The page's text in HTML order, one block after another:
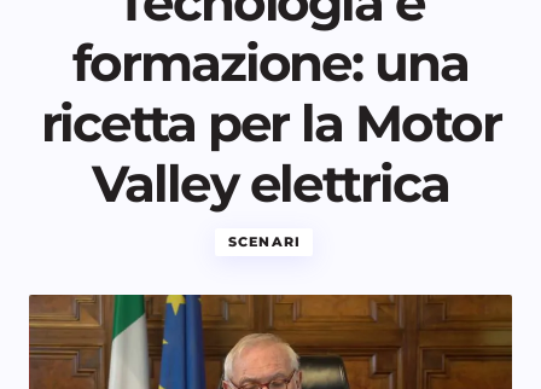
formazione: una
ricetta per la Motor
Valley elettrica
SCENARI